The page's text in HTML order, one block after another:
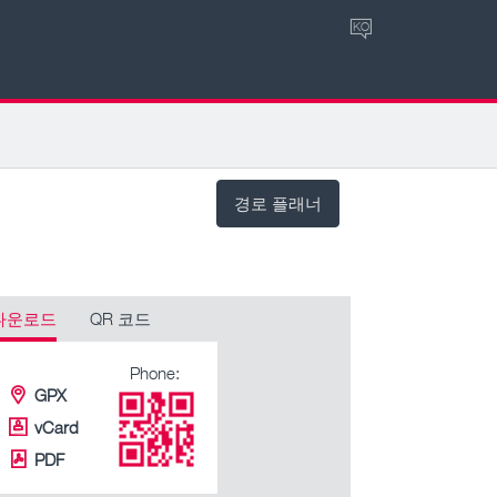
KO
경로 플래너
운로드 QR 코드
GPX
vCard
PDF
Phone: